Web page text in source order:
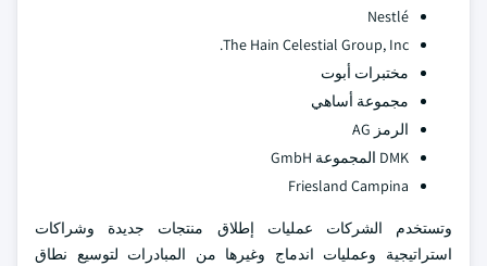
Nestlé
The Hain Celestial Group, Inc.
مختبرات أبوت
مجموعة أساهي
الرمز AG
DMK المجموعة GmbH
Friesland Campina
وتستخدم الشركات عمليات إطلاق منتجات جديدة وشراكات
استراتيجية وعمليات اندماج وغيرها من المبادرات لتوسيع نطاق